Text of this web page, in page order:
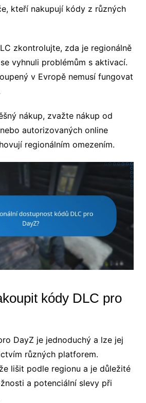
kteří nakupují kódy z různých
zkontrolujte, zda je regionálně
vyhnuli problémům s aktivací.
v Evropě nemusí fungovat
nákup, zvažte nákup od
autorizovaných online
regionálním omezením.
kódy DLC pro
DayZ je jednoduchý a lze jej
různých platforem.
lišit podle regionu a je důležité
a potenciální slevy při